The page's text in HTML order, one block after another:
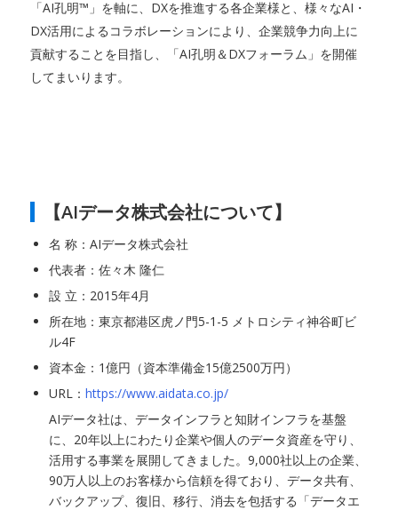
「AI孔明™」を軸に、DXを推進する各企業様と、様々なAI・
DX活用によるコラボレーションにより、企業競争力向上に
貢献することを目指し、「AI孔明＆DXフォーラム」を開催
してまいります。
【AIデータ株式会社について】
名 称：AIデータ株式会社
代表者：佐々木 隆仁
設 立：2015年4月
所在地：東京都港区虎ノ門5-1-5 メトロシティ神谷町ビ
ル4F
資本金：1億円（資本準備金15億2500万円）
URL： https://www.aidata.co.jp/
AIデータ社は、データインフラと知財インフラを基盤
に、20年以上にわたり企業や個人のデータ資産を守り、
活用する事業を展開してきました。9,000社以上の企業、
90万人以上のお客様から信頼を得ており、データ共有、
バックアップ、復旧、移行、消去を包括する「データエ